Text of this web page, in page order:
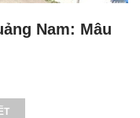
Nam: Mâu